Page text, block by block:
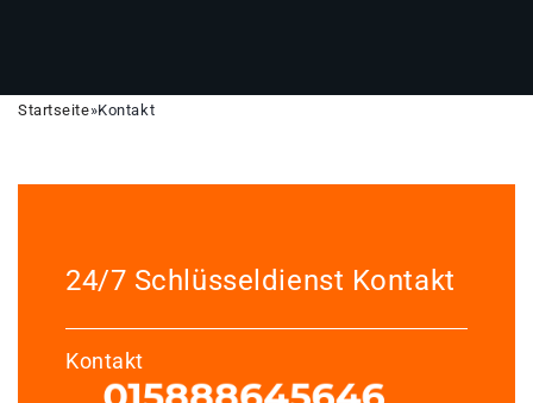
Startseite»Kontakt
24/7 Schlüsseldienst Kontakt
Kontakt